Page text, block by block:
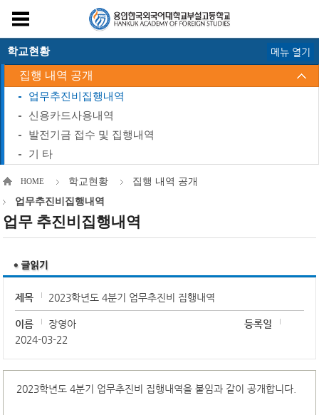
학교현황
집행 내역 공개
업무추진비집행내역
신용카드사용내역
발전기금 접수 및 집행내역
기 타
메뉴 열기
HOME 학교현황
집행 내역 공개
업무추진비집행내역
업무 추진비집행내역
제목 2023학년도 4분기 업무추진비 집행내역
이름 장영아
등록일
2024-03-22
2023학년도 4분기 업무추진비 집행내역을 붙임과 같이 공개합니다.